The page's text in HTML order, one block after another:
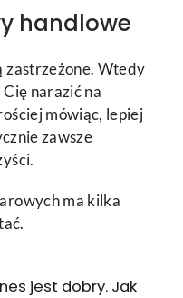
handlowe
zastrzeżone. Wtedy
narazić na
mówiąc, lepiej
zawsze
ma kilka
jest dobry. Jak